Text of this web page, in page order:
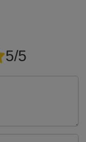
5/5